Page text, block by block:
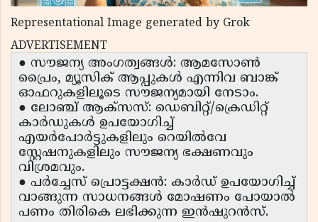
Representational Image generated by Grok
ADVERTISEMENT
● സൗജന്യ അംഗത്വങ്ങൾ: ആമസോൺ
പ്രൈം, മ്യൂസിക് ആപ്പുകൾ എന്നിവ ബാങ്ക്
ഓഫറുകളിലൂടെ സൗജന്യമായി നേടാം.
● ലോഞ്ച് ആക്‌സസ്: ഡെബിറ്റ്/ക്രെഡിറ്റ്
കാർഡുകൾ ഉപയോഗിച്ച്
എയർപോർട്ടുകളിലും റെയിൽവേ
സ്റ്റേഷനുകളിലും സൗജന്യ ഭക്ഷണവും
വിശ്രമവും.
● പർച്ചേസ് പ്രൊട്ടക്ഷൻ: കാർഡ് ഉപയോഗിച്ച്
വാങ്ങുന്ന സാധനങ്ങൾ മോഷണം പോയാൽ
പണം തിരികെ ലഭിക്കുന്ന ഇൻഷുറൻസ്.